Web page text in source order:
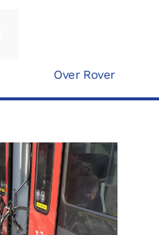
Over Rover